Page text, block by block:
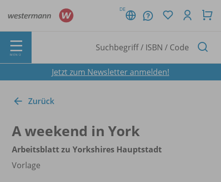
DE
MENÜ
Jetzt zum Newsletter anmelden!
Zurück
A weekend in York
Arbeitsblatt zu Yorkshires Hauptstadt
Vorlage